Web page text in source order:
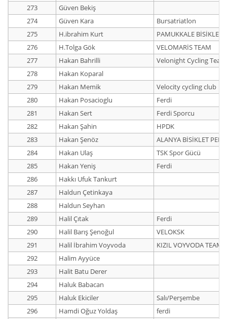
273
Güven Bekiş
274
Güven Kara
Bursatriatlon
275
H.ibrahim Kurt
PAMUKKALE BİSİKLET
276
H.Tolga Gök
VELOMARİS TEAM
277
Hakan Bahrilli
Velonight Cycling Team
278
Hakan Koparal
279
Hakan Memik
Velocity cycling club
280
Hakan Posacioglu
Ferdi
281
Hakan Sert
Ferdi Sporcu
282
Hakan Şahin
HPDK
283
Hakan Şenöz
ALANYA BİSİKLET
284
Hakan Ulaş
TSK Spor Gücü
285
Hakan Yeniş
Ferdi
286
Hakkı Ufuk Tankurt
287
Haldun Çetinkaya
288
Haldun Seyhan
289
Halil Çıtak
Ferdi
290
Halil Barış Şenoğul
VELOKSK
291
Halil İbrahim Voyvoda
KIZIL VOYVODA TEAM
292
Halim Ayyüce
293
Halit Batu Derer
294
Haluk Babacan
295
Haluk Ekiciler
Salı/Perşembe
296
Hamdi Oğuz Yoldaş
ferdi